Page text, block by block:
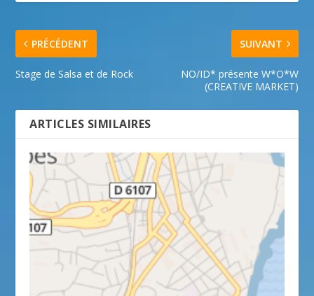
PRÉCÉDENT
Stage de Salsa et de Rock
SUIVANT
NO/ID* présente W*O*W
(CREATIVE MARKET)
ARTICLES SIMILAIRES